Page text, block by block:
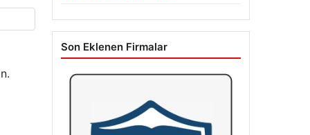
Son Eklenen Firmalar